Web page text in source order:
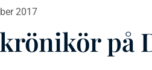
2017
på